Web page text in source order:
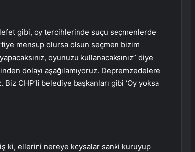
gibi, oy tercihlerinde suçu seçmenlerde
mensup olursa olsun seçmen bizim
oyunuzu kullanacaksınız” diye
dolayı aşağılamıyoruz. Depremzedelere
CHP’li belediye başkanları gibi ‘Oy yoksa
ki, ellerini nereye koysalar sanki kuruyup